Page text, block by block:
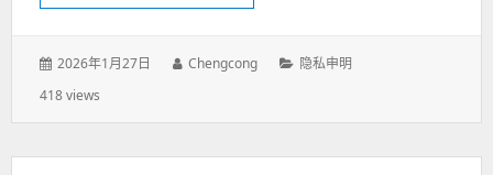
发
于：
2026年1月27日
作
Chengcong
分
隐私申明
418 views